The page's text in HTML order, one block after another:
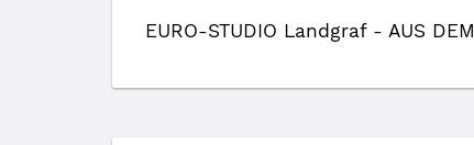
EURO-STUDIO Landgraf - AUS